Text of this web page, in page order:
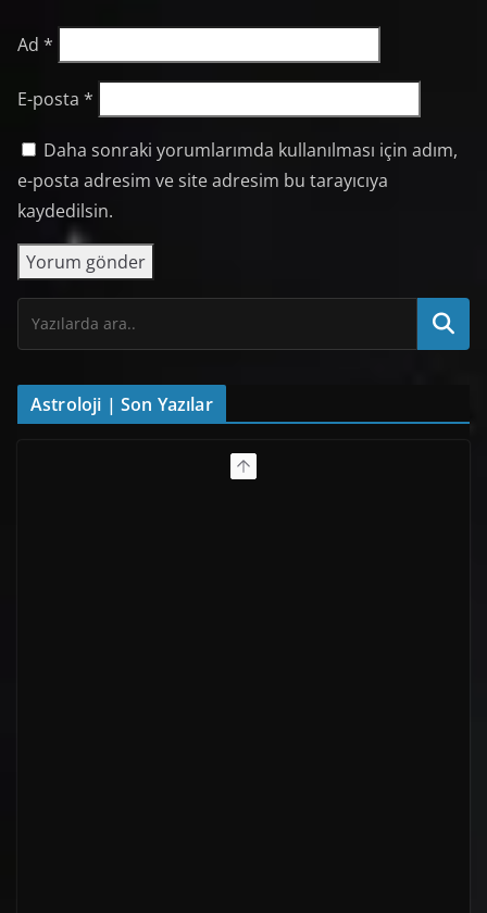
Ad *
E-posta *
Daha sonraki yorumlarımda kullanılması için adım,
e-posta adresim ve site adresim bu tarayıcıya
kaydedilsin.
Astroloji | Son Yazılar